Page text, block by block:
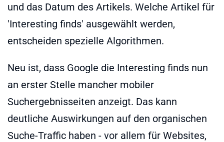
und das Datum des Artikels. Welche Artikel für
'Interesting finds' ausgewählt werden,
entscheiden spezielle Algorithmen.
Neu ist, dass Google die Interesting finds nun
an erster Stelle mancher mobiler
Suchergebnisseiten anzeigt. Das kann
deutliche Auswirkungen auf den organischen
Suche-Traffic haben - vor allem für Websites,